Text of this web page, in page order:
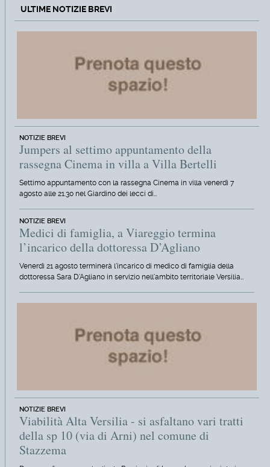
ULTIME NOTIZIE BREVI
NOTIZIE BREVI
Jumpers al settimo appuntamento della
rassegna Cinema in villa a Villa Bertelli
Settimo appuntamento con la rassegna Cinema in villa venerdì 7
agosto alle 21.30 nel Giardino dei lecci di…
NOTIZIE BREVI
Medici di famiglia, a Viareggio termina
l’incarico della dottoressa D’Agliano
Venerdì 21 agosto terminerà l'incarico di medico di famiglia della
dottoressa Sara D'Agliano in servizio nell'ambito territoriale Versilia…
NOTIZIE BREVI
Viabilità Alta Versilia - si asfaltano vari tratti
della sp 10 (via di Arni) nel comune di
Stazzema